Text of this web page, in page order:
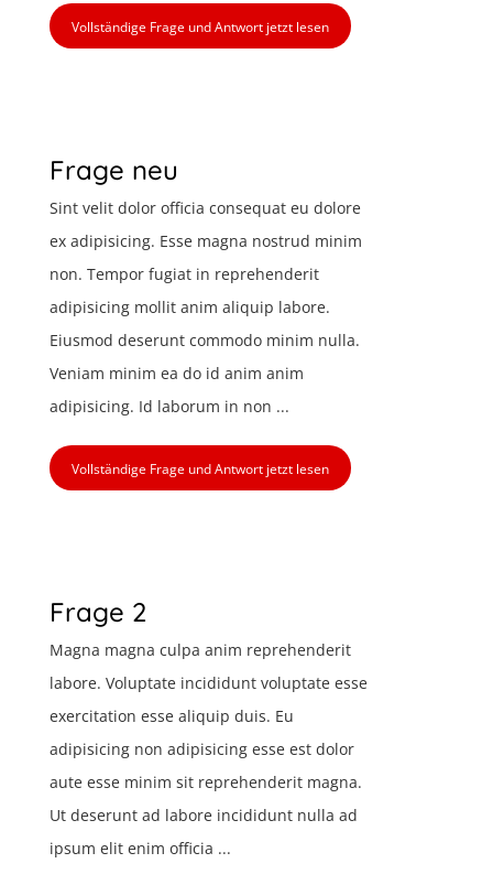
Vollständige Frage und Antwort jetzt lesen
Frage neu
Sint velit dolor officia consequat eu dolore
ex adipisicing. Esse magna nostrud minim
non. Tempor fugiat in reprehenderit
adipisicing mollit anim aliquip labore.
Eiusmod deserunt commodo minim nulla.
Veniam minim ea do id anim anim
adipisicing. Id laborum in non ...
Vollständige Frage und Antwort jetzt lesen
Frage 2
Magna magna culpa anim reprehenderit
labore. Voluptate incididunt voluptate esse
exercitation esse aliquip duis. Eu
adipisicing non adipisicing esse est dolor
aute esse minim sit reprehenderit magna.
Ut deserunt ad labore incididunt nulla ad
ipsum elit enim officia ...